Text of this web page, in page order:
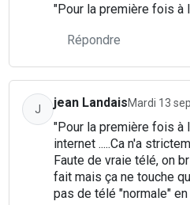
"Pour la première fois à
Répondre
J jean LandaisMardi 13
"Pour la première fois à
internet .....Ca n'a
Faute de vraie télé, on
fait mais ça ne touche
pas de télé "normale"